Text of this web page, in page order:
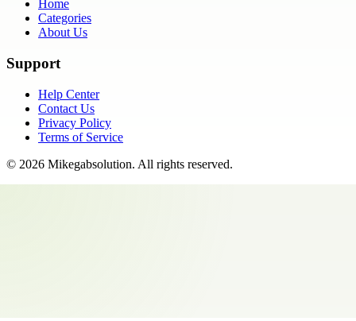
Home
Categories
About Us
Support
Help Center
Contact Us
Privacy Policy
Terms of Service
© 2026 Mikegabsolution. All rights reserved.